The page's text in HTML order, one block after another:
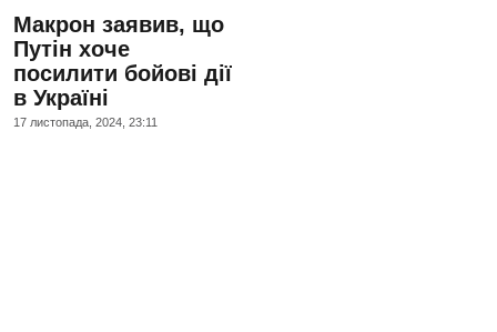
Макрон заявив, що
Путін хоче
посилити бойові дії
в Україні
17 листопада, 2024, 23:11